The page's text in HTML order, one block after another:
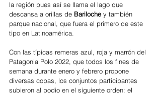
la región pues así se llama el lago que
descansa a orillas de Bariloche y también
parque nacional, que fuera el primero de este
tipo en Latinoamérica.
Con las típicas remeras azul, roja y marrón del
Patagonia Polo 2022, que todos los fines de
semana durante enero y febrero propone
diversas copas, los conjuntos participantes
subieron al podio en el siguiente orden: el